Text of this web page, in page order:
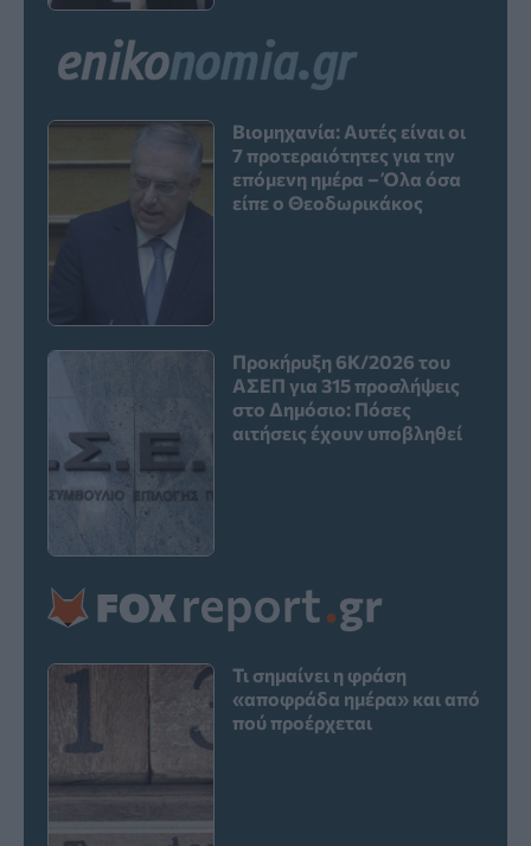
Βιομηχανία: Αυτές είναι οι
7 προτεραιότητες για την
επόμενη ημέρα – Όλα όσα
είπε ο Θεοδωρικάκος
Προκήρυξη 6Κ/2026 του
ΑΣΕΠ για 315 προσλήψεις
στο Δημόσιο: Πόσες
αιτήσεις έχουν υποβληθεί
Τι σημαίνει η φράση
«αποφράδα ημέρα» και από
πού προέρχεται